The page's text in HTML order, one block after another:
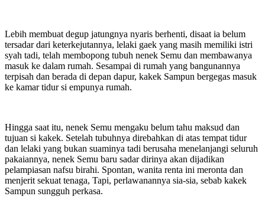
Lebih membuat degup jatungnya nyaris berhenti, disaat ia belum
tersadar dari keterkejutannya, lelaki gaek yang masih memiliki istri
syah tadi, telah membopong tubuh nenek Semu dan membawanya
masuk ke dalam rumah. Sesampai di rumah yang bangunannya
terpisah dan berada di depan dapur, kakek Sampun bergegas masuk
ke kamar tidur si empunya rumah.
Hingga saat itu, nenek Semu mengaku belum tahu maksud dan
tujuan si kakek. Setelah tubuhnya direbahkan di atas tempat tidur
dan lelaki yang bukan suaminya tadi berusaha menelanjangi seluruh
pakaiannya, nenek Semu baru sadar dirinya akan dijadikan
pelampiasan nafsu birahi. Spontan, wanita renta ini meronta dan
menjerit sekuat tenaga, Tapi, perlawanannya sia-sia, sebab kakek
Sampun sungguh perkasa.